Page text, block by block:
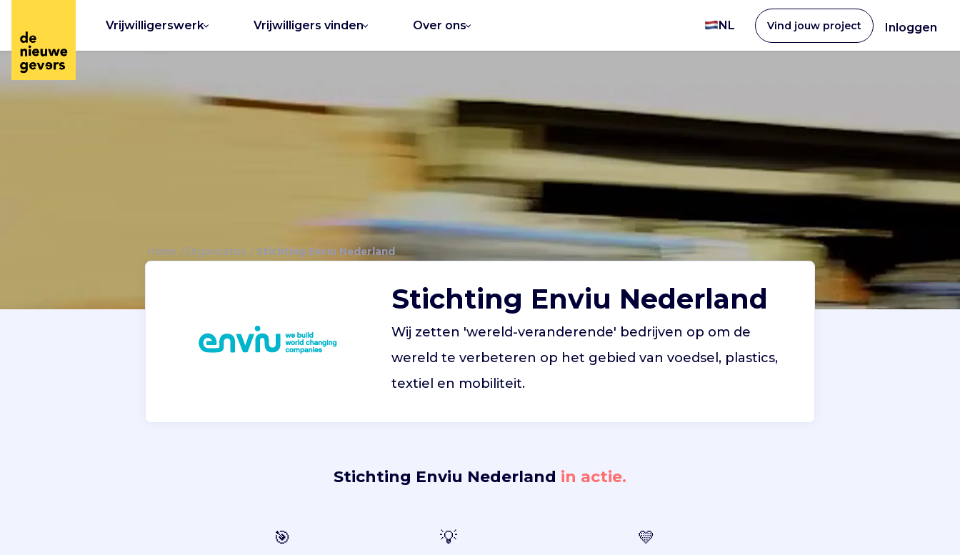
Vrijwilligerswerk Vrijwilligers vinden Over ons NL Vind jouw project Inloggen
Home /Organisaties /Stichting Enviu Nederland
Stichting Enviu Nederland
Wij zetten 'wereld-veranderende' bedrijven op om de
wereld te verbeteren op het gebied van voedsel, plastics,
textiel en mobiliteit.
Stichting Enviu Nederland in actie.
🎯 💡 💛